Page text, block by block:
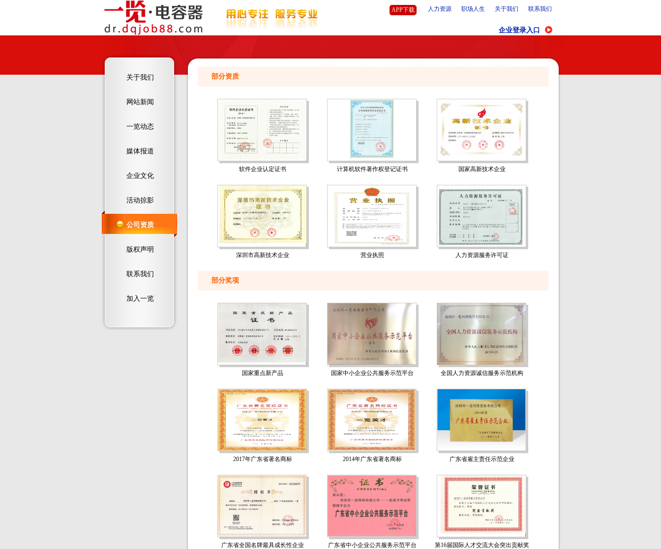
APP下载 人力资源 职场人生 关于我们 联系我们
企业登录入口
关于我们
网站新闻
一览动态
媒体报道
企业文化
活动掠影
公司资质
版权声明
联系我们
加入一览
部分资质
软件企业认定证书 计算机软件著作权登记证书 国家高新技术企业
深圳市高新技术企业 营业执照 人力资源服务许可证
部分奖项
国家重点新产品 国家中小企业公共服务示范平台 全国人力资源诚信服务示范机构
2017年广东省著名商标 2014年广东省著名商标 广东省雇主责任示范企业
广东省全国名牌最具成长性企业 广东省中小企业公共服务示范平台 第16届国际人才交流大会突出贡献奖